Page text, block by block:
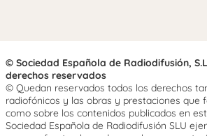
© Sociedad Española de Radiodifusión,
derechos reservados
© Quedan reservados todos los derechos
radiofónicos y las obras y prestaciones que
como sobre los contenidos publicados en
Sociedad Española de Radiodifusión SLU